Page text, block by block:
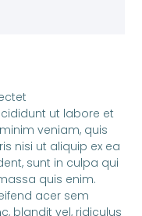
ut labore et
veniam, quis
nisi ut aliquip ex ea
sunt in culpa qui
quis enim.
acer sem
blandit vel, ridiculus